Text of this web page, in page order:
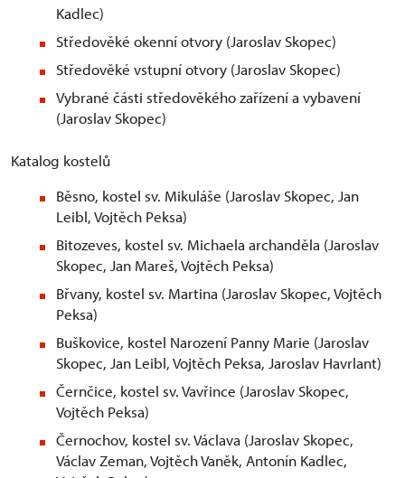
Kadlec)
Středověké okenní otvory (Jaroslav Skopec)
Středověké vstupní otvory (Jaroslav Skopec)
Vybrané části středověkého zařízení a vybavení
(Jaroslav Skopec)
Katalog kostelů
Běsno, kostel sv. Mikuláše (Jaroslav Skopec, Jan
Leibl, Vojtěch Peksa)
Bitozeves, kostel sv. Michaela archanděla (Jaroslav
Skopec, Jan Mareš, Vojtěch Peksa)
Břvany, kostel sv. Martina (Jaroslav Skopec, Vojtěch
Peksa)
Buškovice, kostel Narození Panny Marie (Jaroslav
Skopec, Jan Leibl, Vojtěch Peksa, Jaroslav Havrlant)
Černčice, kostel sv. Vavřince (Jaroslav Skopec,
Vojtěch Peksa)
Černochov, kostel sv. Václava (Jaroslav Skopec,
Václav Zeman, Vojtěch Vaněk, Antonín Kadlec,